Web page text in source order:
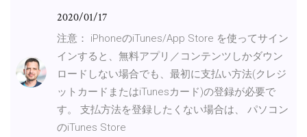
2020/01/17
注意： iPhoneのiTunes/App Store を使ってサイン
インすると、無料アプリ／コンテンツしかダウン
ロードしない場合でも、最初に支払い方法(クレジ
ットカードまたはiTunesカード)の登録が必要で
す。 支払方法を登録したくない場合は、 パソコン
のiTunes Store